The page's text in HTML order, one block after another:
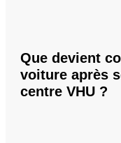
Que devient
voiture après
centre VHU ?